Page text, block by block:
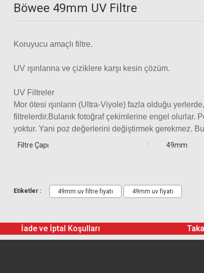
Böwee 49mm UV Filtre
Koruyucu amaçlı filtre.
UV ışınlarına ve çiziklere karşı kesin çözüm.
UV Filtreler
Mor ötesi ışınların (Ultra-Viyole) fazla olduğu
filtrelerdir.Bulanık fotoğraf çekimlerine engel olurlar.
yoktur. Yani poz değerlerini değiştirmek gerekmez.
Filtre Çapı : 49mm
Etiketler : 49mm uv filtre fiyatı 49mm uv fiyatı
İade ve İptal Koşulları